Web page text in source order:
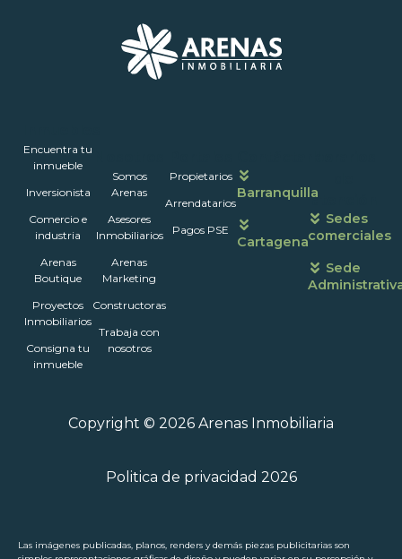
Encuentra tu
inmueble
Inversionista
Comercio e
industria
Arenas
Boutique
Proyectos
Inmobiliarios
Consigna tu
inmueble
Somos
Arenas
Asesores
Inmobiliarios
Arenas
Marketing
Constructoras
Trabaja con
nosotros
Propietarios
Arrendatarios
Pagos PSE
Barranquilla
Cartagena
atención
Sedes
comerciales
Sede
Copyright © 2026 Arenas Inmobiliaria
Politica de privacidad 2026
Las imágenes publicadas, planos, renders y demás piezas publicitarias son